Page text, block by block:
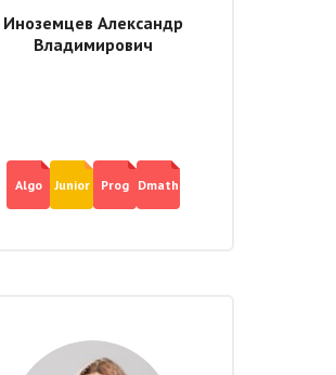
Иноземцев Александр
Владимирович
Algo Junior Prog Dmath